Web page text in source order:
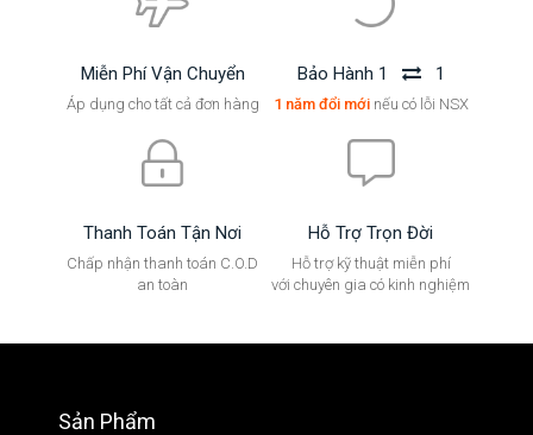
Miễn Phí Vận Chuyển
Áp dụng cho tất cả đơn hàng
Bảo Hành 1 1
1 năm đổi mớinếu có lỗi NSX
Thanh Toán Tận Nơi
Chấp nhận thanh toán C.O.D
an toàn
Hỗ Trợ Trọn Đời
Hỗ trợ kỹ thuật miễn phí
với chuyên gia có kinh nghiệm
Sản Phẩm